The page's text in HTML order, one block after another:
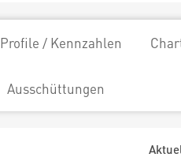
Profile / Kennzahlen
Ausschüttungen